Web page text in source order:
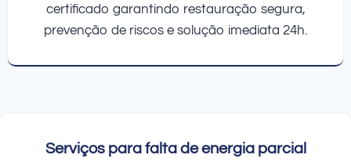
certificado garantindo restauração segura,
prevenção de riscos e solução imediata 24h.
Serviços para falta de energia parcial